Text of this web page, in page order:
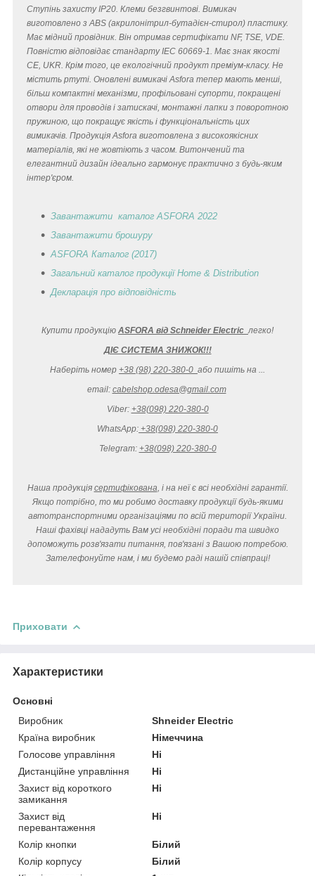
Ступінь захисту IP20. Клеми безгвинтові. Вимикач
виготовлено з ABS (акрилонітрил-бутадієн-стирол) пластику.
Має мідний провідник. Він отримав сертифікати NF, TSE, VDE.
Повністю відповідає стандарту IEC 60669-1. Має знак якості
CE, UKR. Крім того, це екологічний продукт преміум-класу. Не
містить ртуті. Оновлені вимикачі Asfora тепер мають менші,
більш компактні механізми, профільовані супорти, покращені
отвори для проводів і затискачі, монтажні лапки з поворотною
пружиною, що покращує якість і функціональність цих
вимикачів. Продукція Asfora виготовлена з високоякісних
матеріалів, які не жовтіють з часом. Витончений та
елегантний дизайн ідеально гармонує практично з будь-яким
інтер'єром.
Завантажити каталог ASFORA 2022
Завантажити брошуру
ASFORA Каталог (2017)
Загальний каталог продукції Home & Distribution
Декларація про відповідність
Купити продукцію ASFORA від Schneider Electric легко!
ДІЄ СИСТЕМА ЗНИЖОК!!!
Наберіть номер +38 (98) 220-380-0 або пишіть на ...
email: cabelshop.odesa@gmail.com
Viber: +38(098) 220-380-0
WhatsApp: +38(098) 220-380-0
Telegram: +38(098) 220-380-0
Наша продукція сертифікована , і на неї є всі необхідні гарантії.
Якщо потрібно, то ми робимо доставку продукції будь-якими
автотранспортними організаціями по всій території України.
Наші фахівці нададуть Вам усі необхідні поради та швидко
допоможуть розв'язати питання, пов'язані з Вашою потребою.
Зателефонуйте нам, і ми будемо раді нашій співпраці!
Приховати
Характеристики
Основні
Виробник
Shneider Electric
Країна виробник
Німеччина
Голосове управління
Ні
Дистанційне управління
Ні
Захист від короткого
замикання
Ні
Захист від
перевантаження
Ні
Колір кнопки
Білий
Колір корпусу
Білий